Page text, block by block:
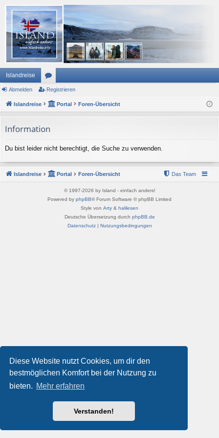
Diese Website nutzt Cookies, um dir den
bestmöglichen Komfort bei der Nutzung zu
bieten. Mehr erfahren
Verstanden!
Islandreise
or
en
Abmelden Registrieren
Islandreise Portal Foren-Übersicht
Information
Du bist leider nicht berechtigt, die Suche zu verwenden.
Islandreise Portal Foren-Übersicht Das Team
© 1997-2026 by Island - einfach anders!
Powered by phpBB® Forum Software © phpBB Limited
Style von Arty & halilesen
Deutsche Übersetzung durch phpBB.de
Datenschutz| Nutzungsbedingungen